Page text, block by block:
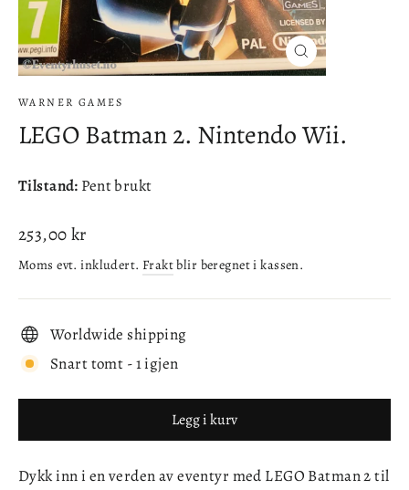
Lukke
(esc)
WARNER GAMES
LEGO Batman 2. Nintendo Wii.
Tilstand: Pent brukt
Ordinær
pris
253,00 kr
Moms evt. inkludert. Fraktblir beregnet i kassen.
Worldwide shipping
Snart tomt - 1 igjen
Legg i kurv
Dykk inn i en verden av eventyr med LEGO Batman 2 til